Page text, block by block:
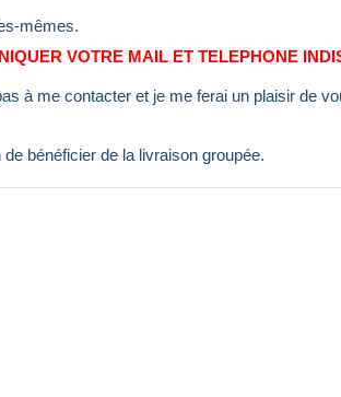
mêmes.
VOTRE MAIL ET TELEPHONE
à me contacter et je me ferai un plaisir de
bénéficier de la livraison groupée.